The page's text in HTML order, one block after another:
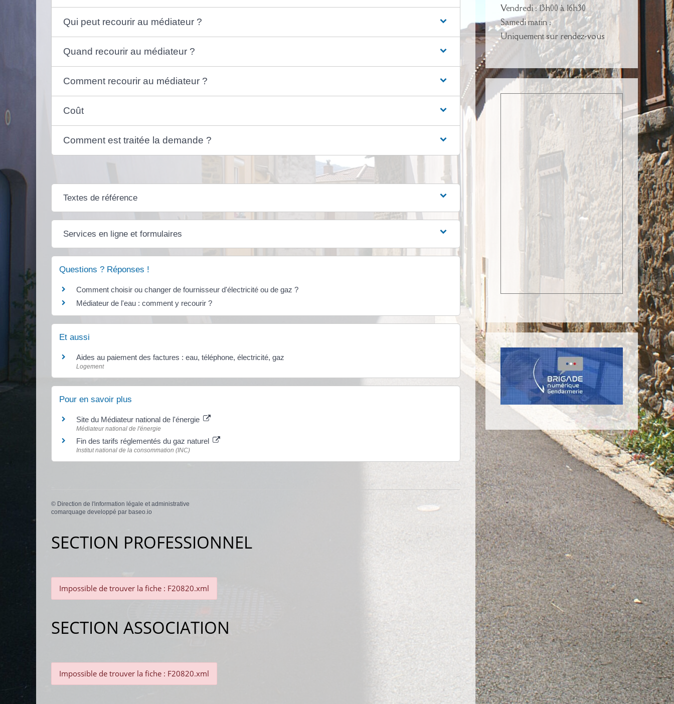
Qui peut recourir au médiateur ?
Quand recourir au médiateur ?
Comment recourir au médiateur ?
Coût
Comment est traitée la demande ?
Textes de référence
Services en ligne et formulaires
Questions ? Réponses !
Comment choisir ou changer de fournisseur d'électricité ou de gaz ?
Médiateur de l'eau : comment y recourir ?
Et aussi
Aides au paiement des factures : eau, téléphone, électricité, gaz
Logement
Pour en savoir plus
Site du Médiateur national de l'énergie
Médiateur national de l'énergie
Fin des tarifs réglementés du gaz naturel
Institut national de la consommation (INC)
© Direction de l'information légale et administrative
comarquage developpé par baseo.io
SECTION PROFESSIONNEL
Impossible de trouver la fiche : F20820.xml
SECTION ASSOCIATION
Impossible de trouver la fiche : F20820.xml
Vendredi : 13h00 à 16h30
Samedi matin :
Uniquement sur rendez-vous